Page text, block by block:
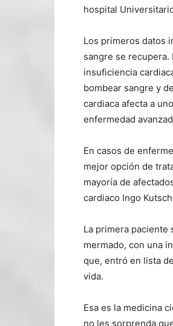
hospital
Los primeros datos
sangre se recupera.
insuficiencia
bombear sangre y
cardiaca afecta a
enfermedad
En casos de
mejor opción de
mayoría de
cardiaco Ingo
La primera paciente
mermado, con una
que, entró en lista
vida.
Esa es la medicina
no les sorprenda